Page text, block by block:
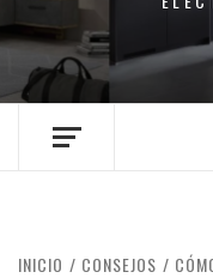
INICIO CONSEJOS